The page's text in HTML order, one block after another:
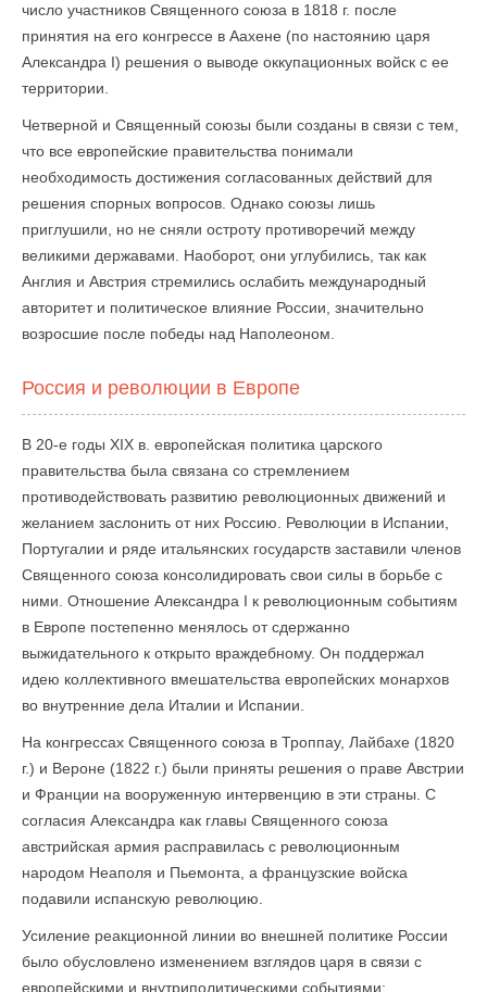
число участников Священного союза в 1818 г. после
принятия на его конгрессе в Аахене (по настоянию царя
Александра I) решения о выводе оккупационных войск с ее
территории.
Четверной и Священный союзы были созданы в связи с тем,
что все европейские правительства понимали
необходимость достижения согласованных действий для
решения спорных вопросов. Однако союзы лишь
приглушили, но не сняли остроту противоречий между
великими державами. Наоборот, они углубились, так как
Англия и Австрия стремились ослабить международный
авторитет и политическое влияние России, значительно
возросшие после победы над Наполеоном.
Россия и революции в Европе
В 20-е годы XIX в. европейская политика царского
правительства была связана со стремлением
противодействовать развитию революционных движений и
желанием заслонить от них Россию. Революции в Испании,
Португалии и ряде итальянских государств заставили членов
Священного союза консолидировать свои силы в борьбе с
ними. Отношение Александра I к революционным событиям
в Европе постепенно менялось от сдержанно
выжидательного к открыто враждебному. Он поддержал
идею коллективного вмешательства европейских монархов
во внутренние дела Италии и Испании.
На конгрессах Священного союза в Троппау, Лайбахе (1820
г.) и Вероне (1822 г.) были приняты решения о праве Австрии
и Франции на вооруженную интервенцию в эти страны. С
согласия Александра как главы Священного союза
австрийская армия расправилась с революционным
народом Неаполя и Пьемонта, а французские войска
подавили испанскую революцию.
Усиление реакционной линии во внешней политике России
было обусловлено изменением взглядов царя в связи с
европейскими и внутриполитическими событиями: